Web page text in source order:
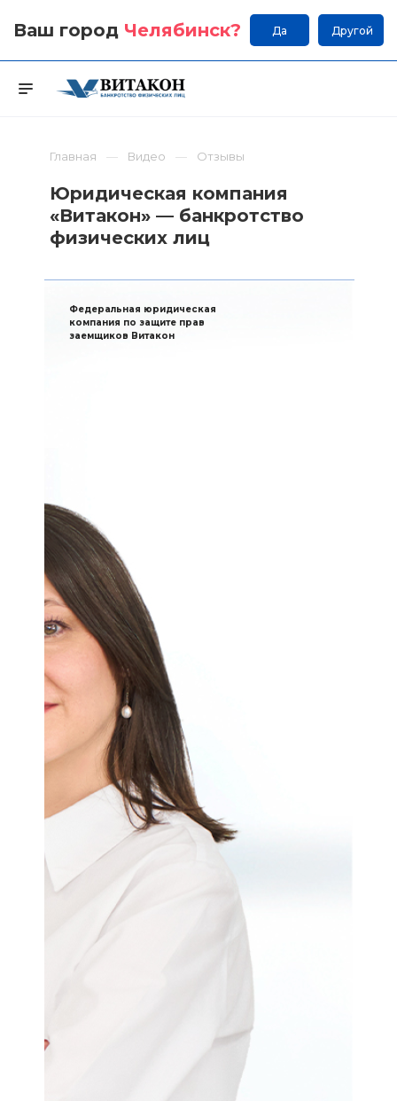
Ваш город Челябинск? Да Другой
Главная Видео Отзывы
Юридическая компания
«Витакон» — банкротство
физических лиц
Федеральная юридическая
компания по защите прав
заемщиков Витакон